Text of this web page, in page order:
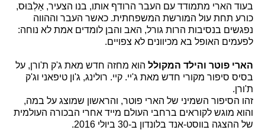
בעוד הארי מתמודד עם העבר הרודף אותו, בנו הצעיר, אַלְבּוּס,
כורע תחת עול המורשת המשפחתית. כאשר העבר וההווה
נפגשים בנסיבות הרות גורל, האב והבן לומדים אמת לא נוחה:
לפעמים האופל בא מכיוונים לא צפויים.
הארי פוטר והילד המקולל הוא מחזה חדש מאת ג'ק ת'ורן, על
בסיס סיפור מקורי חדש מאת ג'יי. קיי. רולינג, ג'ון טיפאני וג'ק
ת'ורן.
זהו הסיפור השמיני של הארי פוטר, והראשון שמוצג על במה,
והוא מוגש לקוראים ברחבי העולם מייד אחרי הבכורה העולמית
של ההצגה בווסט-אנד בלונדון ב-30 ביולי 2016.